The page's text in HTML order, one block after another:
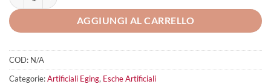
AGGIUNGI AL CARRELLO
COD: N/A
Categorie:Artificiali Eging, Esche Artificiali